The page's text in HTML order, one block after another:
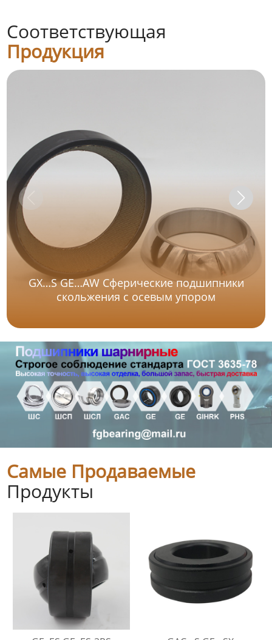
Соответствующая
Продукция
GX…S GE…AW Сферические подшипники
скольжения с осевым упором
Самые Продаваемые
Продукты